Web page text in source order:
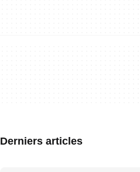
Derniers articles